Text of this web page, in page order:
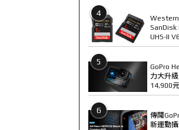
4
SanDisk
UHS-II
5
GoPro
力大升
14,900元
6
傳聞
新運動